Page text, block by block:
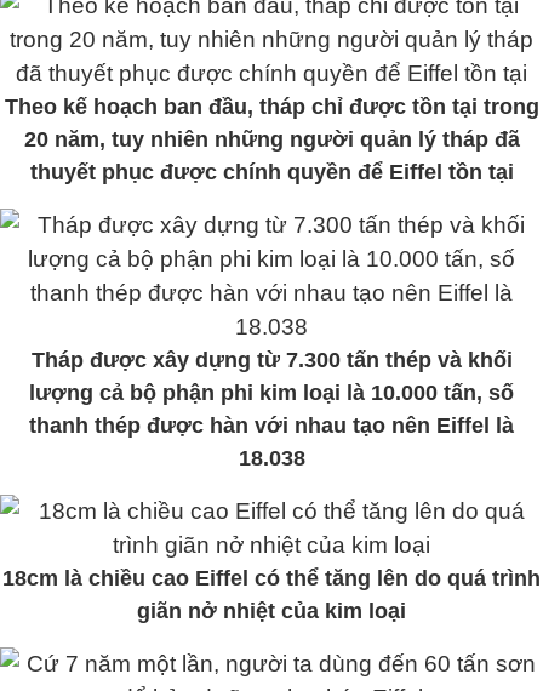
Theo kế hoạch ban đầu, tháp chỉ được tồn tại trong
20 năm, tuy nhiên những người quản lý tháp đã
thuyết phục được chính quyền để Eiffel tồn tại
Tháp được xây dựng từ 7.300 tấn thép và khối
lượng cả bộ phận phi kim loại là 10.000 tấn, số
thanh thép được hàn với nhau tạo nên Eiffel là
18.038
18cm là chiều cao Eiffel có thể tăng lên do quá trình
giãn nở nhiệt của kim loại